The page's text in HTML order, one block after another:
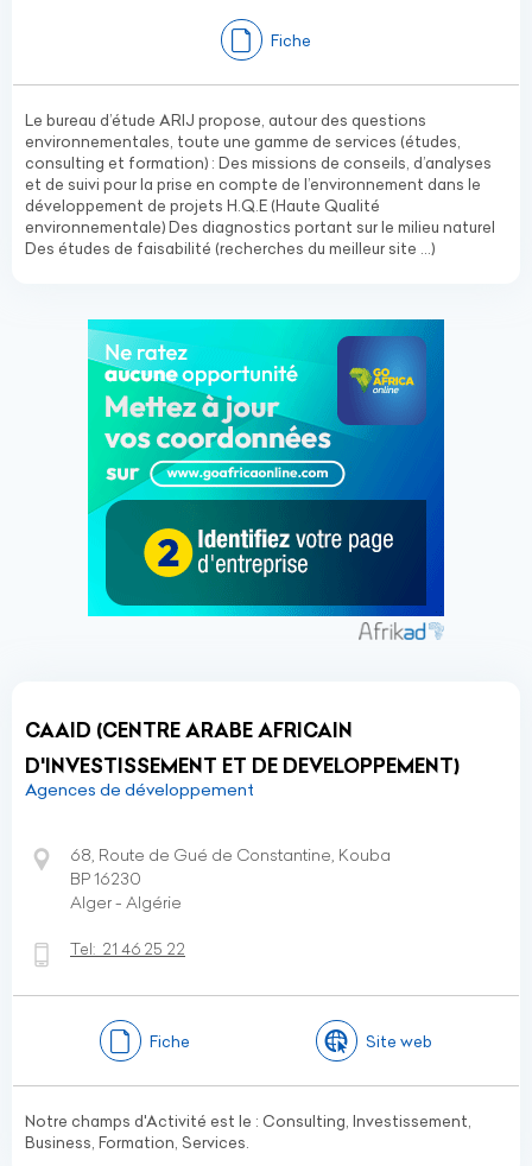
Fiche
Le bureau d’étude ARIJ propose, autour des questions
environnementales, toute une gamme de services (études,
consulting et formation) : Des missions de conseils, d’analyses
et de suivi pour la prise en compte de l’environnement dans le
développement de projets H.Q.E (Haute Qualité
environnementale) Des diagnostics portant sur le milieu naturel
Des études de faisabilité (recherches du meilleur site …)
CAAID (CENTRE ARABE AFRICAIN
D'INVESTISSEMENT ET DE DEVELOPPEMENT)
Agences de développement
68, Route de Gué de Constantine, Kouba
BP 16230
Alger - Algérie
Tel: 21 46 25 22
Fiche Site web
Notre champs d'Activité est le : Consulting, Investissement,
Business, Formation, Services.